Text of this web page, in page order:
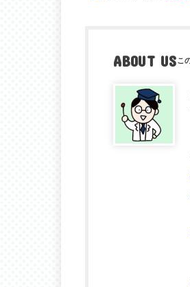
ABOUT US